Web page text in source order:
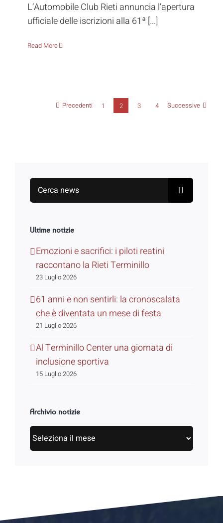
L’Automobile Club Rieti annuncia l’apertura
ufficiale delle iscrizioni alla 61ª [...]
Read More
Precedenti 1 2 3 4 Successive
Search
for:
Ultime notizie
Emozioni e sacrifici: i piloti reatini
raccontano la Rieti Terminillo
23 Luglio 2026
61 anni e non sentirli: la cronoscalata
che è diventata un mese di festa
21 Luglio 2026
Al Terminillo Center una giornata di
inclusione sportiva
15 Luglio 2026
Archivio notizie
Archivio
notizie